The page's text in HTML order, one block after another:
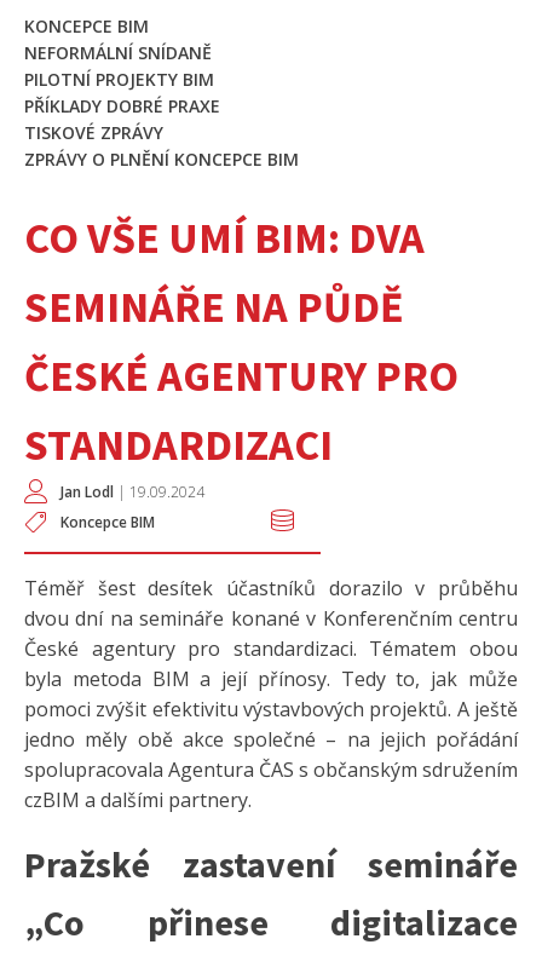
CO VŠE UMÍ BIM: DVA
SEMINÁŘE NA PŮDĚ
ČESKÉ AGENTURY PRO
STANDARDIZACI
Jan Lodl | 19.09.2024
Koncepce BIM
Téměř šest desítek účastníků dorazilo v průběhu
dvou dní na semináře konané v Konferenčním centru
České agentury pro standardizaci. Tématem obou
byla metoda BIM a její přínosy. Tedy to, jak může
pomoci zvýšit efektivitu výstavbových projektů. A ještě
jedno měly obě akce společné – na jejich pořádání
spolupracovala Agentura ČAS s občanským sdružením
czBIM a dalšími partnery.
Pražské zastavení semináře
„Co přinese digitalizace
KONCEPCE BIM
NEFORMÁLNÍ SNÍDANĚ
PILOTNÍ PROJEKTY BIM
PŘÍKLADY DOBRÉ PRAXE
TISKOVÉ ZPRÁVY
ZPRÁVY O PLNĚNÍ KONCEPCE BIM